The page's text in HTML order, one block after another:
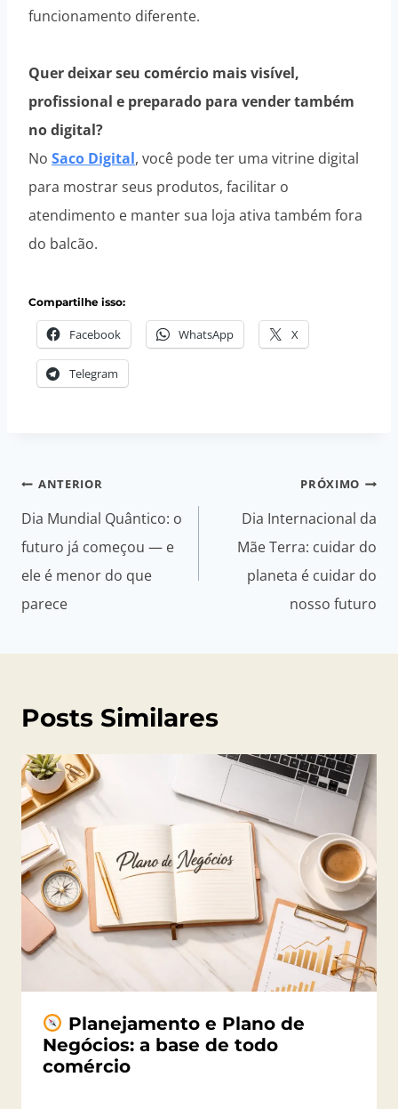
funcionamento diferente.
Quer deixar seu comércio mais visível,
profissional e preparado para vender também
no digital?
No Saco Digital, você pode ter uma vitrine digital
para mostrar seus produtos, facilitar o
atendimento e manter sua loja ativa também fora
do balcão.
Compartilhe isso:
Facebook WhatsApp X
Telegram
Navegação
de
Post
ANTERIOR
Dia Mundial Quântico: o
futuro já começou — e
ele é menor do que
parece
PRÓXIMO
Dia Internacional da
Mãe Terra: cuidar do
planeta é cuidar do
nosso futuro
Posts Similares
Planejamento e Plano de
Negócios: a base de todo
comércio